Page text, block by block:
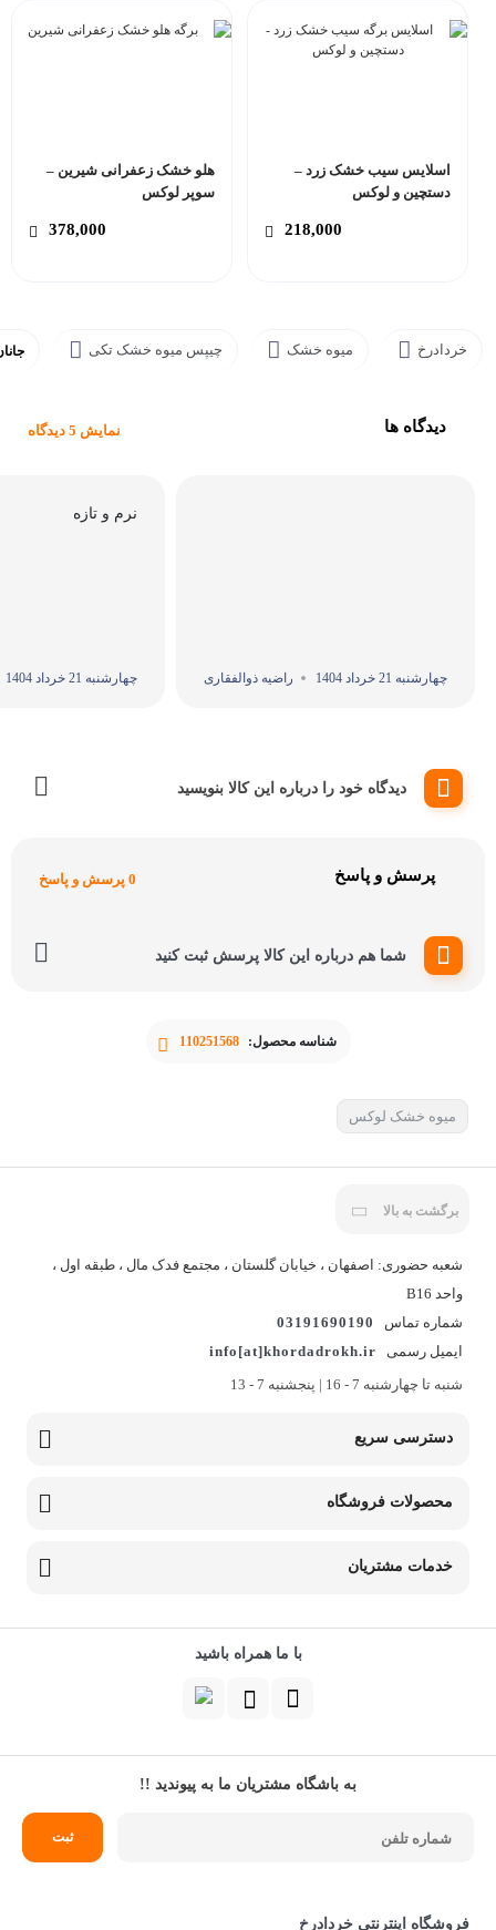
اسلایس سیب خشک زرد –
دستچین و لوکس
218,000
هلو خشک زعفرانی شیرین –
سوپر لوکس
378,000
خردادرخ میوه خشک چیپس میوه خشک تکی
دیدگاه ها نمایش 5 دیدگاه
چهارشنبه 21 خرداد 1404 راضیه ذوالفقاری
نرم و تازه
چهارشنبه 21 خرداد 1404
دیدگاه خود را درباره این کالا بنویسید
پرسش و پاسخ 0 پرسش و پاسخ
شما هم درباره این کالا پرسش ثبت کنید
شناسه محصول: 110251568
میوه خشک لوکس
برگشت به بالا
شعبه حضوری: اصفهان ، خیابان گلستان ، مجتمع فدک مال ، طبقه اول ،
واحد B16
شماره تماس
03191690190
ایمیل رسمی
info[at]khordadrokh.ir
شنبه تا چهارشنبه 7 - 16 | پنجشنبه 7 - 13
دسترسی سریع
محصولات فروشگاه
خدمات مشتریان
با ما همراه باشید
به باشگاه مشتریان ما به پیوندید !!
فروشگاه اینترنتی خردادرخ